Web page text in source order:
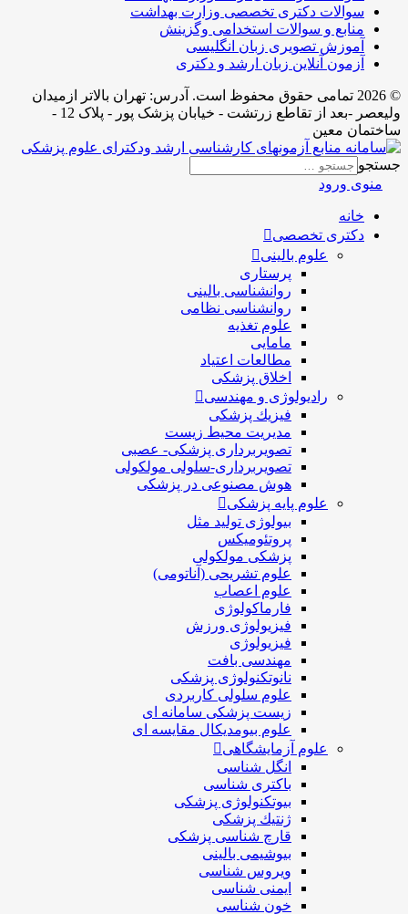
سوالات دکتری تخصصی وزارت بهداشت
منابع و سوالات استخدامی وگزینش
آموزش تصویری زبان انگلیسی
آزمون آنلاین زبان ارشد و دکتری
© 2026 تمامی حقوق محفوظ است. آدرس:‌ تهران بالاتر ازمیدان
ولیعصر -بعد از تقاطع زرتشت - خیابان پزشک پور - پلاک 12 -
ساختمان معین
جستجو
منوی ورود
خانه
دکتری تخصصی
علوم بالینی
پرستاری
روانشناسی بالینی
روانشناسی نظامی
علوم تغذیه
مامایی
مطالعات اعتیاد
اخلاق پزشکی
رادیولوژی و مهندسی
فيزيك پزشکی
مدیریت محیط زیست
تصویربرداری پزشکی- عصبی
تصویربرداری-سلولی مولکولی
هوش مصنوعی در پزشکی
علوم پایه پزشکی
بیولوژی تولید مثل
پروتئومیکس
پزشکی مولکولی
علوم تشریحی (آناتومی)
علوم اعصاب
فارماکولوژی
فیزیولوژی ورزش
فیزیولوژی
مهندسی بافت
نانوتکنولوژی پزشکی
علوم سلولی کاربردی
زیست پزشکی سامانه ای
علوم بیومدیکال مقایسه ای
علوم آزمایشگاهی
انگل شناسی
باکتری شناسی
بیوتکنولوژی پزشکی
ژنتيك پزشکی
قارچ شناسی پزشكی
بیوشیمی بالینی
ویروس شناسی
ایمنی شناسی
خون شناسی